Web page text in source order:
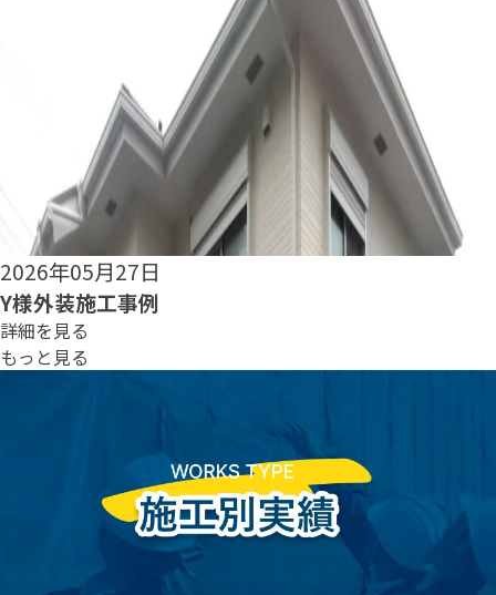
2026年05月25日
S様外装施工事例
詳細を見る
もっと見る